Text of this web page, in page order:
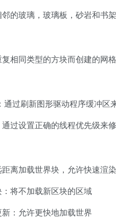
的玻璃，玻璃板，砂岩和书
相同类型的方块而创建的网
通过刷新图形驱动程序缓冲区
过设置正确的线程优先级来
离加载世界块，允许快速渲
将不加载新区块的区域
：允许更快地加载世界